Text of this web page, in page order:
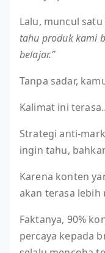
Lalu, muncul
tahu produk kami
belajar.”
Tanpa sadar,
Kalimat ini
Strategi anti-
ingin tahu,
Karena konten
akan terasa lebih
Faktanya, 90%
percaya kepada